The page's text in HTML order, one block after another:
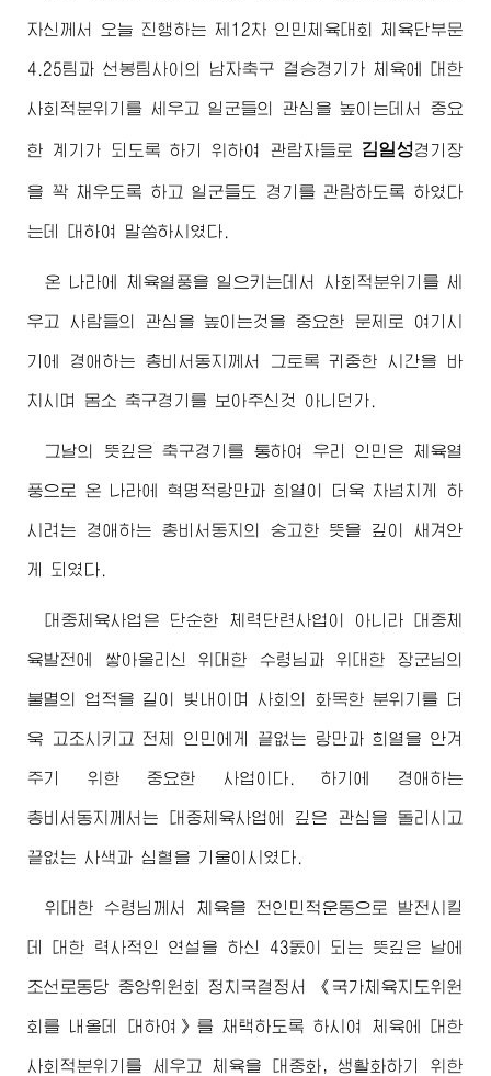
자신께서 오늘 진행하는 제12차 인민체육대회 체육단부문
4.25팀과 선봉팀사이의 남자축구 결승경기가 체육에 대한
사회적분위기를 세우고 일군들의 관심을 높이는데서 중요
한 계기가 되도록 하기 위하여 관람자들로 김일성경기장
을 꽉 채우도록 하고 일군들도 경기를 관람하도록 하였다
는데 대하여 말씀하시였다.
온 나라에 체육열풍을 일으키는데서 사회적분위기를 세
우고 사람들의 관심을 높이는것을 중요한 문제로 여기시
기에 경애하는 총비서동지께서 그토록 귀중한 시간을 바
치시며 몸소 축구경기를 보아주신것 아니던가.
그날의 뜻깊은 축구경기를 통하여 우리 인민은 체육열
풍으로 온 나라에 혁명적랑만과 희열이 더욱 차넘치게 하
시려는 경애하는 총비서동지 의 숭고한 뜻을 깊이 새겨안
게 되였다.
대중체육사업은 단순한 체력단련사업이 아니라 대중체
육발전에 쌓아올리신위대한 수령님 과위대한 장군님의
불멸의 업적을 길이 빛내이며 사회의 화목한 분위기를 더
욱 고조시키고 전체 인민에게 끝없는 랑만과 희열을 안겨
주기 위한 중요한 사업이다. 하기에 경애하는
총비서동지께서 는 대중체육사업에 깊은 관심을 돌리시고
끝없는 사색과 심혈을 기울이시였다.
위대한 수령님께서 체육을 전인민적운동으로 발전시킬
데 대한 력사적인 연설을 하신 43돐이 되는 뜻깊은 날에
조선로동당 중앙위원회 정치국결정서 《국가체육지도위원
회를 내올데 대하여》를 채택하도록 하시여 체육에 대한
사회적분위기를 세우고 체육을 대중화, 생활화하기 위한